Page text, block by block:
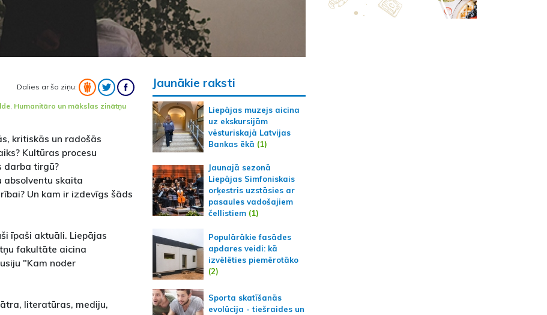
Dalies ar šo ziņu:
, Humanitāro un mākslas zinātņu
kritiskās un radošās
Kultūras procesu
darba tirgū?
absolventu skaita
Un kam ir izdevīgs šāds
īpaši aktuāli. Liepājas
fakultāte aicina
"Kam noder
literatūras, mediju,
Jaunākie raksti
Liepājas muzejs aicina
uz ekskursijām
vēsturiskajā Latvijas
Bankas ēkā (1)
Jaunajā sezonā
Liepājas Simfoniskais
orķestris uzstāsies ar
pasaules vadošajiem
čellistiem(1)
Populārākie fasādes
apdares veidi: kā
izvēlēties piemērotāko
(2)
Sporta skatīšanās
evolūcija - tiešraides un